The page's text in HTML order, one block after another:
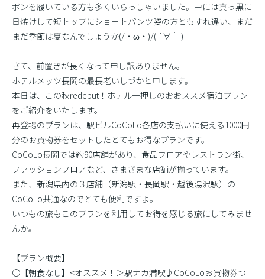
ボンを履いている方も多くいらっしゃいました。中には真っ黒に
日焼けして短トップにショートパンツ姿の方ともすれ違い、まだ
まだ季節は夏なんでしょうか(/・ω・)/( ´∀｀ )
さて、前置きが長くなって申し訳ありません。
ホテルメッツ長岡の最長老いしづかと申します。
本日は、この秋redebut！ホテル一押しのおおススメ宿泊プラン
をご紹介をいたします。
再登場のプランは、駅ビルCoCoLo各店の支払いに使える1000円
分のお買物券をセットしたとてもお得なプランです。
CoCoLo長岡では約90店舗があり、食品フロアやレストラン街、
ファッションフロアなど、さまざまな店舗が揃っています。
また、新潟県内の３店舗（新潟駅・長岡駅・越後湯沢駅）の
CoCoLo共通なのでとても便利ですよ。
いつもの旅もこのプランを利用してお得を感じる旅にしてみませ
んか。
【プラン概要】
〇【朝食なし】<オススメ！＞駅ナカ満喫♪CoCoLoお買物券つ